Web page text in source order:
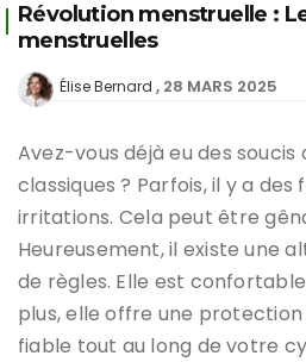
Révolution menstruelle :
menstruelles
Élise Bernard 28 MARS 2025
Avez-vous déjà eu des
classiques ? Parfois, il y a des
irritations. Cela peut être
Heureusement, il existe une
de règles. Elle est
plus, elle offre une
fiable tout au long de votre